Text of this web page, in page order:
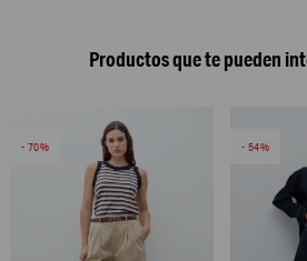
Productos que te pueden
70 54